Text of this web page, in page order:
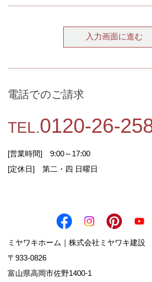
電話でのご請求
TEL.0120-26-
[営業時間] 9:00～17:00
[定休日] 第二・四 日曜日
ミヤワキホーム｜株式会社ミヤワキ建設
〒933-0826
富山県高岡市佐野1400-1